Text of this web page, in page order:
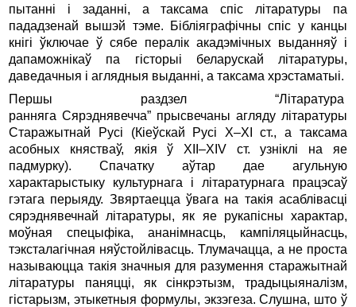
пытанні і заданні, а таксама спіс літаратуры па
пададзенай вышэй тэме. Бібліяграфічны спіс у канцы
кнігі ўключае ў сябе пералік акадэмічных выданняў і
дапаможнікаў па гісторыі беларускай літаратуры,
даведачныя і аглядныя выданні, а таксама хрэстаматыі.
Першы раздзел “Літаратура
ранняга Сярэднявечча” прысвечаны агляду літаратуры
Старажытнай Русі (Кіеўскай Русі X–XI ст., а таксама
асобных княстваў, якія ў XII–XIV ст. узніклі на яе
падмурку). Спачатку аўтар дае агульную
характарыстыку культурнага і літаратурнага працэсаў
гэтага перыяду. Звяртаецца ўвага на такія асаблівасці
сярэднявечнай літаратуры, як яе рукапісны характар,
моўная спецыфіка, ананімнасць, кампіляцыйнасць,
тэксталагічная няўстойлівасць. Тлумачацца, а не проста
называюцца такія значныя для разумення старажытнай
літаратуры паняцці, як сінкрэтызм, традыцыяналізм,
гістарызм, этыкетныя формулы, экзэгеза. Слушна, што ў